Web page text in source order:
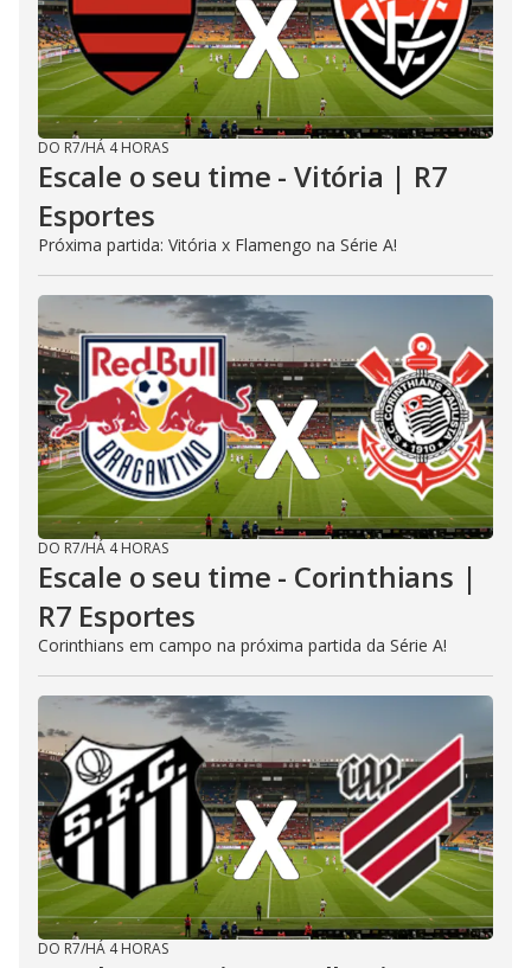
DO R7/HÁ 4 HORAS
Escale o seu time - Vitória | R7
Esportes
Próxima partida: Vitória x Flamengo na Série A!
DO R7/HÁ 4 HORAS
Escale o seu time - Corinthians |
R7 Esportes
Corinthians em campo na próxima partida da Série A!
DO R7/HÁ 4 HORAS